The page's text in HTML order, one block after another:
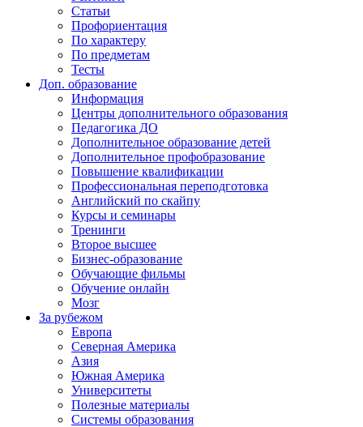
Статьи
Профориентация
По характеру
По предметам
Тесты
Доп. образование
Информация
Центры дополнительного образования
Педагогика ДО
Дополнительное образование детей
Дополнительное профобразование
Повышение квалификации
Профессиональная переподготовка
Английский по скайпу
Курсы и семинары
Тренинги
Второе высшее
Бизнес-образование
Обучающие фильмы
Обучение онлайн
Мозг
За рубежом
Европа
Северная Америка
Азия
Южная Америка
Университеты
Полезные материалы
Системы образования